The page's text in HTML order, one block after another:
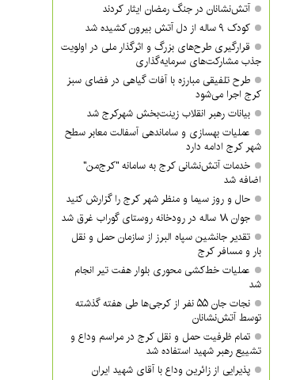
آتش‌نشانان در جنگ رمضان ایثار کردند
کودک ۹ ساله از دل آتش بیرون کشیده شد
قرارگیری طرح‌های بزرگ و اثرگذار ملی در اولویت‌
جذب مشارکت‌های سرمایه‌گذاری
طرح تلفیقی مبارزه با آفات گیاهی در فضای سبز
کرج اجرا می‌شود
بیانات رهبر انقلاب زینت‌بخش شهرکرج شد
عملیات بهسازی و ساماندهی آسفالت معابر سطح
شهر کرج ادامه دارد
خدمات آتش‌نشانی کرج به سامانه "کرج‌من"
اضافه شد
حال و روز سیما و منظر شهر کرج را گزارش کنید
جوان ۱۸ ساله در رودخانه روستای گوراب غرق شد
تقدیر جانشین سپاه البرز از سازمان حمل و نقل
بار و مسافر کرج
عملیات خط‌کشی محوری بلوار هفت تیر انجام
شد
نجات جان ۵۵ نفر از کرجی‌ها طی هفته گذشته
توسط آتش‌نشانان
تمام ظرفیت حمل و نقل کرج در مراسم وداع و
تشییع رهبر شهید استفاده شد
پذیرایی از زائرین وداع با آقای شهید ایران